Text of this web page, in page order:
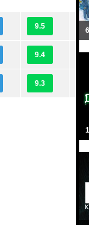
9.5
9.4
9.3